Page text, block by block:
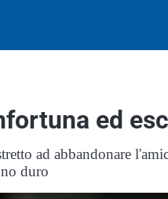
ed
ad abbandonare
duro